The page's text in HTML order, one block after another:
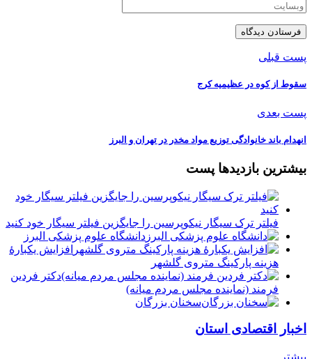
پست قبلی
سقوط از کوه در عظیمیه کرج
پست بعدی
انهدام باند خانوادگی توزیع مواد مخدر در تهران و البرز
بیشترین بازدیدها پست
فیلتر ترک سیگار نیکوپرسین را جایگزین فیلتر سیگار خود کنید
دانشگاه علوم پزشکی البرز
افزایش یکبارۀ
هزینه پارکینگ متروی گلشهر
دكتر فردين
فرمند (نماينده مجلس مردم میانه)
سخنان بزرگان
اخبار اقتصادی استان